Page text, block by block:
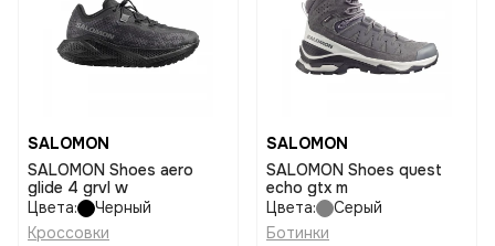
SALOMON
SALOMON Shoes aero
glide 4 grvl w
Цвета:
Черный
Кроссовки
SALOMON
SALOMON Shoes quest
echo gtx m
Цвета:
Серый
Ботинки